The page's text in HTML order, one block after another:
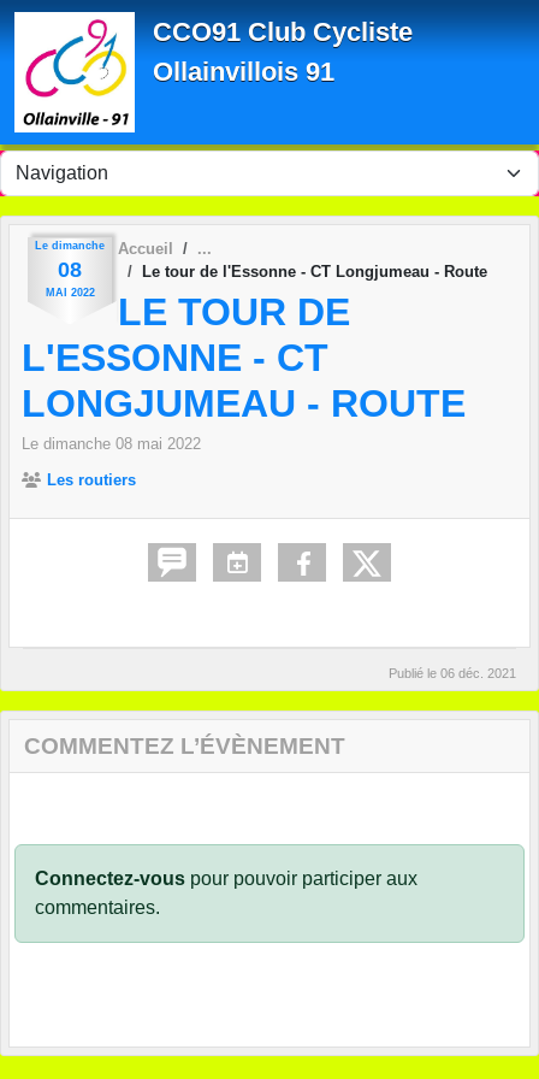
CCO91 Club Cycliste
Ollainvillois 91
Le dimanche
08
MAI 2022
Accueil
Le tour de l'Essonne - CT Longjumeau - Route
LE TOUR DE
L'ESSONNE - CT
LONGJUMEAU - ROUTE
Le dimanche 08 mai 2022
Les routiers
Publié le 06 déc. 2021
COMMENTEZ L’ÉVÈNEMENT
Connectez-vous pour pouvoir participer aux
commentaires.
Panneau de gestion des cookies